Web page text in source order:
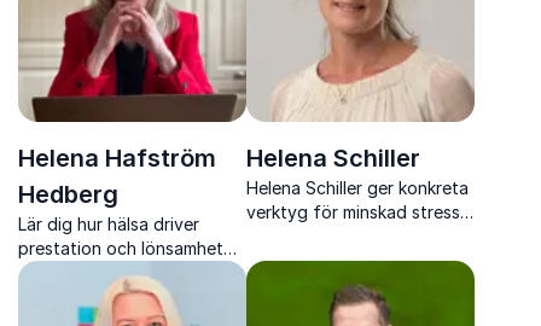
Helena Hafström
Hedberg
Lär dig hur hälsa driver
prestation och lönsamhet
med Helena Hafström
Helena Schiller
Helena Schiller ger konkreta
verktyg för minskad stress,
starkare prestation i
arbetslivet